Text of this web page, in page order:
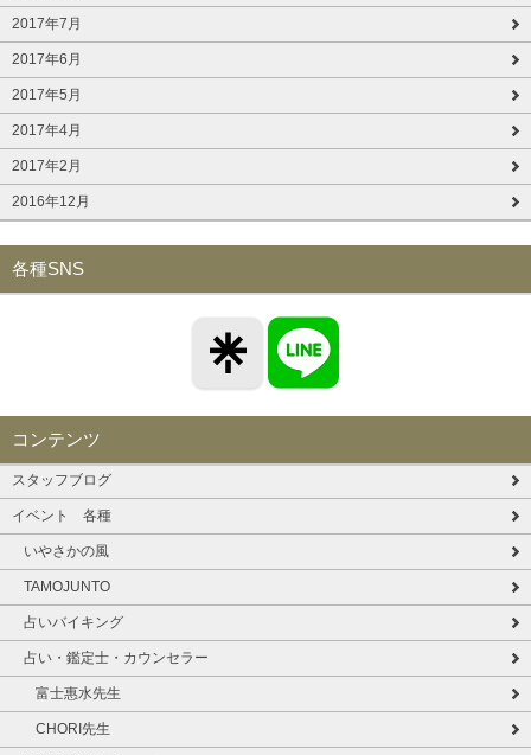
2017年7月
2017年6月
2017年5月
2017年4月
2017年2月
2016年12月
各種SNS
コンテンツ
スタッフブログ
イベント 各種
いやさかの風
TAMOJUNTO
占いバイキング
占い・鑑定士・カウンセラー
富士惠水先生
CHORI先生